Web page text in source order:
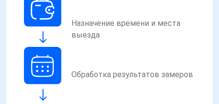
Назначение времени и места
выезда
Обработка результатов замеров